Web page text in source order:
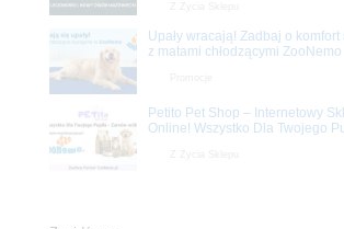
Upały wracają! Zadbaj o
z matami chłodzącymi ZooNemo
Petito Pet Shop – Internetowy
Online! Wszystko Dla Twojego